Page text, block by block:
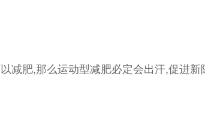
减肥,那么运动型减肥必定会出汗,促进